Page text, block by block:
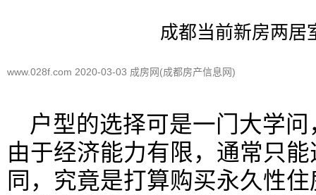
成都当前新房两居
www.028f.com 2020-03-03 成房网(成都房产信息网)
户型的选择可是一门大学
由于经济能力有限，通常只
同，究竟是打算购买永久性